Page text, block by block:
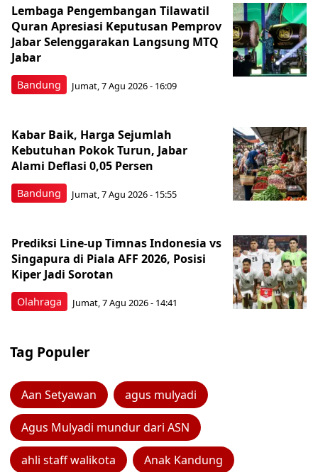
Bandung
Lembaga Pengembangan Tilawatil
Quran Apresiasi Keputusan Pemprov
Jabar Selenggarakan Langsung MTQ
Jabar
Jumat, 7 Agu 2026 - 16:09
Bandung
Kabar Baik, Harga Sejumlah
Kebutuhan Pokok Turun, Jabar
Alami Deflasi 0,05 Persen
Jumat, 7 Agu 2026 - 15:55
Olahraga
Prediksi Line-up Timnas Indonesia vs
Singapura di Piala AFF 2026, Posisi
Kiper Jadi Sorotan
Jumat, 7 Agu 2026 - 14:41
Tag Populer
Aan Setyawan agus mulyadi
Agus Mulyadi mundur dari ASN
ahli staff walikota Anak Kandung